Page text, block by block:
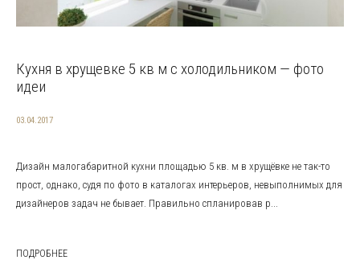
Кухня в хрущевке 5 кв м с холодильником — фото
идеи
03.04.2017
Дизайн малогабаритной кухни площадью 5 кв. м в хрущёвке не так-то
прост, однако, судя по фото в каталогах интерьеров, невыполнимых для
дизайнеров задач не бывает. Правильно спланировав р...
ПОДРОБНЕЕ